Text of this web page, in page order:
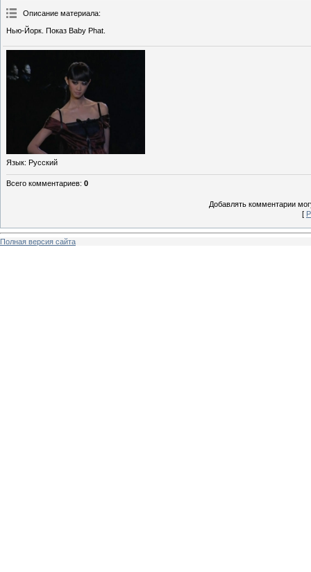
Описание материала:
Нью-Йорк. Показ Baby Phat.
Язык: Русский
Всего комментариев: 0
Добавлять комментарии
[
Полная версия сайта